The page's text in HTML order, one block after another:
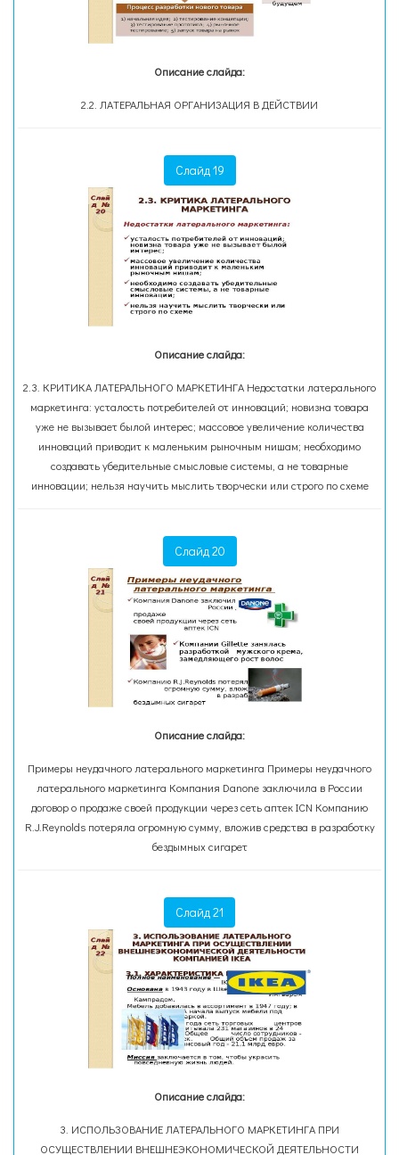
Описание слайда:
2.2. ЛАТЕРАЛЬНАЯ ОРГАНИЗАЦИЯ В ДЕЙСТВИИ
Слайд 19
Описание слайда:
2.3. КРИТИКА ЛАТЕРАЛЬНОГО МАРКЕТИНГА Недостатки латерального
маркетинга: усталость потребителей от инноваций; новизна товара
уже не вызывает былой интерес; массовое увеличение количества
инноваций приводит к маленьким рыночным нишам; необходимо
создавать убедительные смысловые системы, а не товарные
инновации; нельзя научить мыслить творчески или строго по схеме
Слайд 20
Описание слайда:
Примеры неудачного латерального маркетинга Примеры неудачного
латерального маркетинга Компания Danone заключила в России
договор о продаже своей продукции через сеть аптек ICN Компанию
R.J.Reynolds потеряла огромную сумму, вложив средства в разработку
бездымных сигарет
Слайд 21
Описание слайда:
3. ИСПОЛЬЗОВАНИЕ ЛАТЕРАЛЬНОГО МАРКЕТИНГА ПРИ
ОСУЩЕСТВЛЕНИИ ВНЕШНЕЭКОНОМИЧЕСКОЙ ДЕЯТЕЛЬНОСТИ